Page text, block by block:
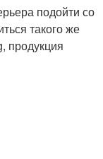
подойти со
такого же
продукция